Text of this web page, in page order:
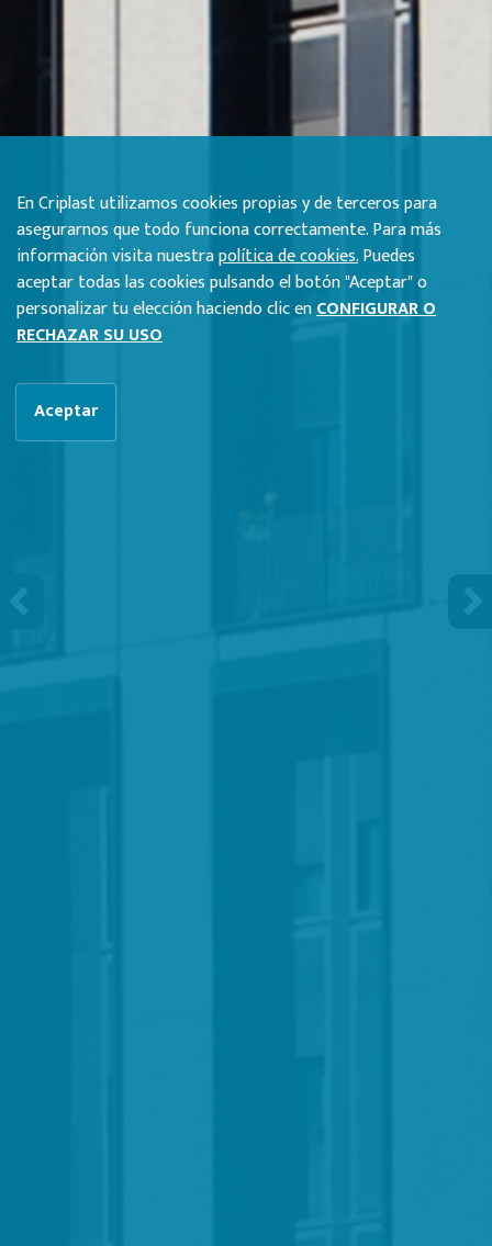
En Criplast utilizamos cookies propias y de terceros para
asegurarnos que todo funciona correctamente. Para más
información visita nuestrapolítica de cookies.Puedes
aceptar todas las cookies pulsando el botón "Aceptar" o
personalizar tu elección haciendo clic enCONFIGURAR O
RECHAZAR SU USO
Aceptar